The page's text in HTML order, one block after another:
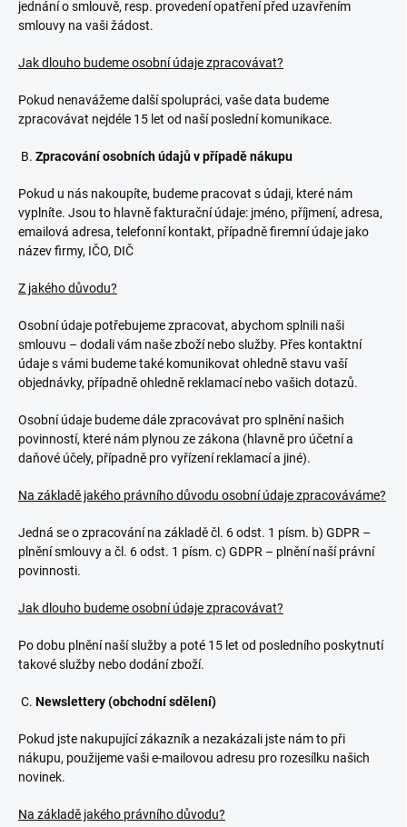
jednání o smlouvě, resp. provedení opatření před uzavřením
smlouvy na vaši žádost.
Jak dlouho budeme osobní údaje zpracovávat?
Pokud nenavážeme další spolupráci, vaše data budeme
zpracovávat nejdéle 15 let od naší poslední komunikace.
B. Zpracování osobních údajů v případě nákupu
Pokud u nás nakoupíte, budeme pracovat s údaji, které nám
vyplníte. Jsou to hlavně fakturační údaje: jméno, příjmení, adresa,
emailová adresa, telefonní kontakt, případně firemní údaje jako
název firmy, IČO, DIČ
Z jakého důvodu?
Osobní údaje potřebujeme zpracovat, abychom splnili naši
smlouvu – dodali vám naše zboží nebo služby. Přes kontaktní
údaje s vámi budeme také komunikovat ohledně stavu vaší
objednávky, případně ohledně reklamací nebo vašich dotazů.
Osobní údaje budeme dále zpracovávat pro splnění našich
povinností, které nám plynou ze zákona (hlavně pro účetní a
daňové účely, případně pro vyřízení reklamací a jiné).
Na základě jakého právního důvodu osobní údaje zpracováváme?
Jedná se o zpracování na základě čl. 6 odst. 1 písm. b) GDPR –
plnění smlouvy a čl. 6 odst. 1 písm. c) GDPR – plnění naší právní
povinnosti.
Jak dlouho budeme osobní údaje zpracovávat?
Po dobu plnění naší služby a poté 15 let od posledního poskytnutí
takové služby nebo dodání zboží.
C. Newslettery (obchodní sdělení)
Pokud jste nakupující zákazník a nezakázali jste nám to při
nákupu, použijeme vaši e-mailovou adresu pro rozesílku našich
novinek.
Na základě jakého právního důvodu?